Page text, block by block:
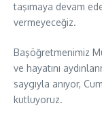
taşımaya devam
vermeyeceğiz.
Başöğretmenimiz
ve hayatını
saygıyla anıyor,
kutluyoruz.